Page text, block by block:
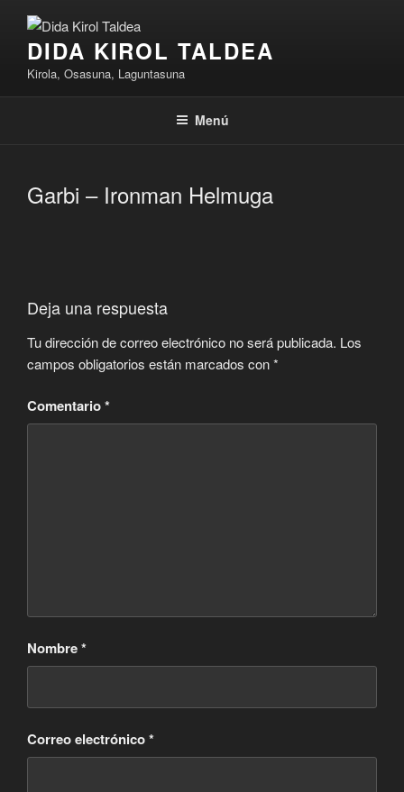
contenidoDIDA KIROL TALDEA
Kirola, Osasuna, Laguntasuna
Menú
Garbi – Ironman Helmuga
Deja una respuesta
Tu dirección de correo electrónico no será publicada. Los
campos obligatorios están marcados con*
Comentario*
Nombre*
Correo electrónico*